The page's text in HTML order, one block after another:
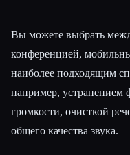
Вы можете выбрать
конференцией,
наиболее подходящим
например, устранением
громкости, очисткой
общего качества звука.